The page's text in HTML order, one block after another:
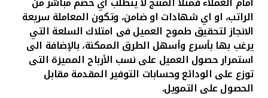
الراتب، او اي شهادات او ضامن، وتكون المعاملة سريعة
الانجاز لتحقيق طموح العميل فى امتلاك السلعة التي
يرغب بها بأسرع وأسهل الطرق الممكنة، بالإضافة الى
استمرار حصول العميل على نسب الأرباح المميزة التى
توزع على الودائع وحسابات التوفير المقدمة مقابل
الحصول على التمويل.